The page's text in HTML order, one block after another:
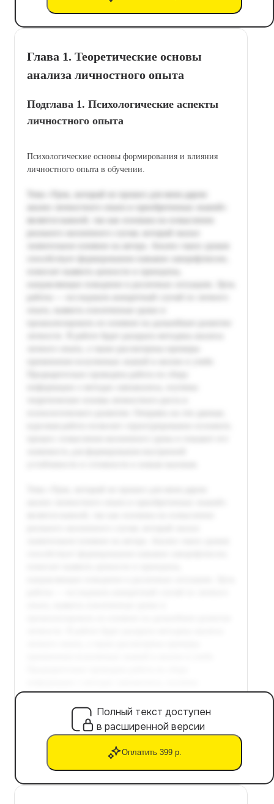
Глава 1. Теоретические основы
анализа личностного опыта
Подглава 1. Психологические аспекты
личностного опыта
Психологические основы формирования и влияния
личностного опыта в обучении.
Полный текст доступен
в расширенной версии
Оплатить 399 р.